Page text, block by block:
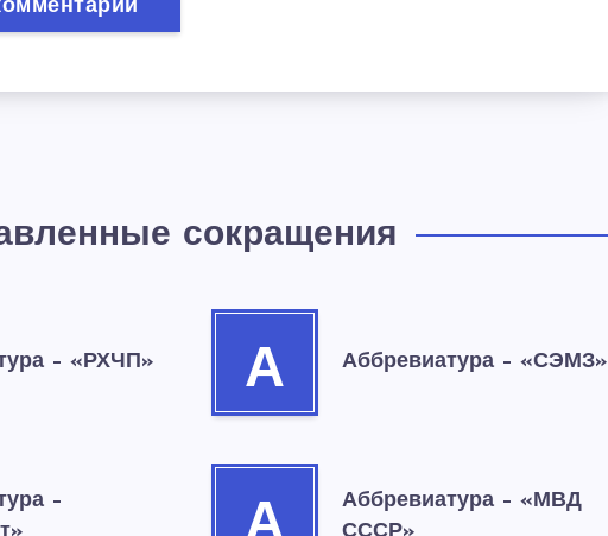
сокращения
– «РХЧП» А Аббревиатура – «СЭМЗ»
–
Аббревиатура – «МВД
СССР»